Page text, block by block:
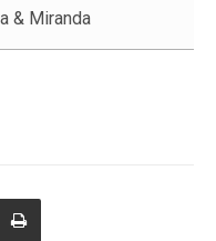
& Miranda